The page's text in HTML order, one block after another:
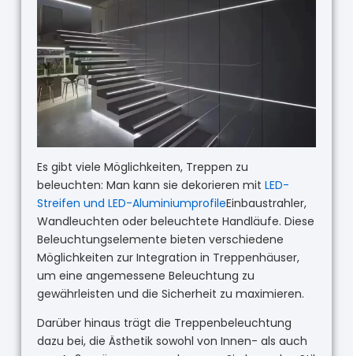
Es gibt viele Möglichkeiten, Treppen zu
beleuchten: Man kann sie dekorieren mit LED-
Streifen und LED-AluminiumprofileEinbaustrahler,
Wandleuchten oder beleuchtete Handläufe. Diese
Beleuchtungselemente bieten verschiedene
Möglichkeiten zur Integration in Treppenhäuser,
um eine angemessene Beleuchtung zu
gewährleisten und die Sicherheit zu maximieren.
Darüber hinaus trägt die Treppenbeleuchtung
dazu bei, die Ästhetik sowohl von Innen- als auch